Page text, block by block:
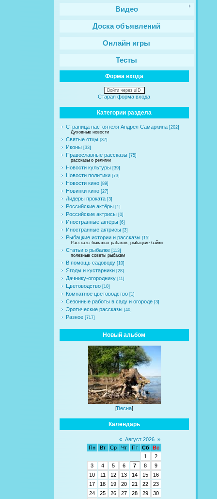
Видео
Доска объявлений
Онлайн игры
Тесты
Форма входа
Войти через uID
Старая форма входа
Категории раздела
Страница настоятеля Андрея Самаркина [202]
Духовные новости
Святые отцы [37]
Иконы [33]
Православные рассказы [75]
рассказы о религии
Новости культуры [39]
Новости политики [73]
Новости кино [89]
Новинки кино [27]
Лидеры проката [3]
Российские актёры [1]
Российские актрисы [0]
Иностранные актёры [6]
Иностранные актрисы [3]
Рыбацкие истории и рассказы [15]
Рассказы бывалых рабаков, рыбацкие байки
Статьи о рыбалке [113]
полезные советы рыбакам
В помощь садоводу [10]
Ягоды и кустарники [28]
Дачнику-огороднику [11]
Цветоводство [10]
Комнатное цветоводство [1]
Сезонные работы в саду и огороде [3]
Эротические рассказы [40]
Разное [717]
Новый альбом
[Весна]
Календарь
« Август 2026 »
Пн
Вт Ср Чт Пт Сб
Вс
1
2
3
4 5 6 7 8
9
10
11 12 13 14 15
16
17
18 19 20 21 22
23
24
25 26 27 28 29
30